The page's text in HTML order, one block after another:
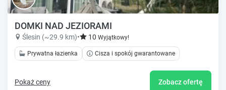
DOMKI NAD JEZIORAMI
Ślesin (~29.9 km)• 10 Wyjątkowy!
Prywatna łazienka Cisza i spokój gwarantowane
Pokaż ceny Zobacz ofertę